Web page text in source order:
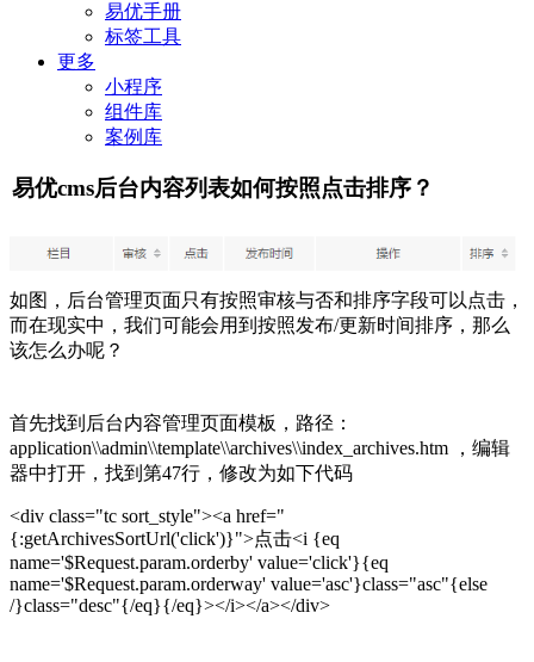
易优手册
标签工具
更多
小程序
组件库
案例库
易优cms后台内容列表如何按照点击排序？
如图，后台管理页面只有按照审核与否和排序字段可以点击，
而在现实中，我们可能会用到按照发布/更新时间排序，那么
该怎么办呢？
首先找到后台内容管理页面模板，路径：
application\\admin\\template\\archives\\index_archives.htm ，编辑
器中打开，找到第47行，修改为如下代码
<div class="tc sort_style"><a href="
{:getArchivesSortUrl('click')}">点击<i {eq
name='$Request.param.orderby' value='click'}{eq
name='$Request.param.orderway' value='asc'}class="asc"{else
/}class="desc"{/eq}{/eq}></i></a></div>